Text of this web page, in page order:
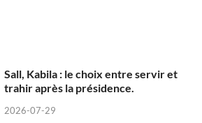
Sall, Kabila : le choix entre servir et
trahir après la présidence.
2026-07-29